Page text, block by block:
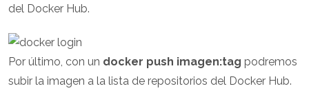
del Docker Hub.
Por último, con un docker push imagen:tag podremos
subir la imagen a la lista de repositorios del Docker Hub.